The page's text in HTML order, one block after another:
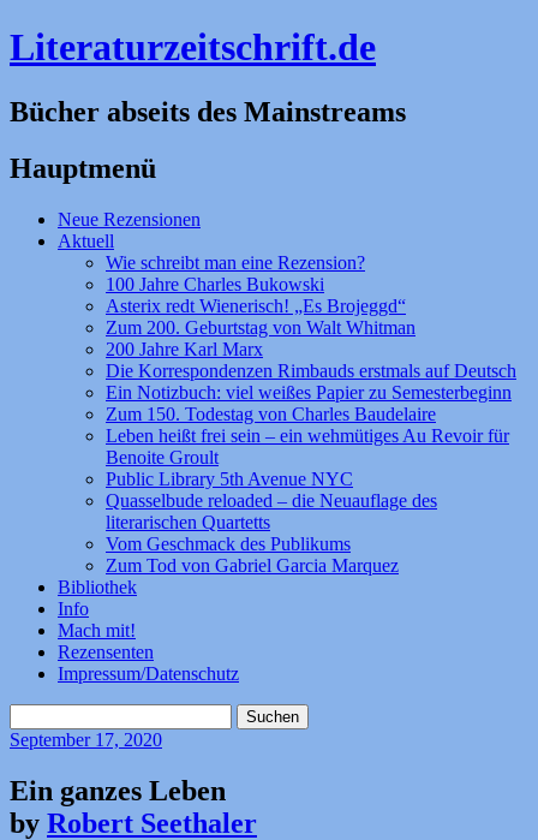
Literaturzeitschrift.de
Bücher abseits des Mainstreams
Hauptmenü
Zum
Inhalt
Neue Rezensionen
Aktuell
Wie schreibt man eine Rezension?
100 Jahre Charles Bukowski
Asterix redt Wienerisch! „Es Brojeggd“
Zum 200. Geburtstag von Walt Whitman
200 Jahre Karl Marx
Die Korrespondenzen Rimbauds erstmals auf Deutsch
Ein Notizbuch: viel weißes Papier zu Semesterbeginn
Zum 150. Todestag von Charles Baudelaire
Leben heißt frei sein – ein wehmütiges Au Revoir für
Benoite Groult
Public Library 5th Avenue NYC
Quasselbude reloaded – die Neuauflage des
literarischen Quartetts
Vom Geschmack des Publikums
Zum Tod von Gabriel Garcia Marquez
Bibliothek
Info
Mach mit!
Rezensenten
Impressum/Datenschutz
nach:
September17, 2020
Ein ganzes Leben
by Robert Seethaler